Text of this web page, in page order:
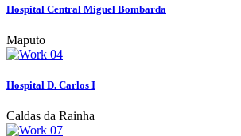
Hospital Central Miguel Bombarda
Maputo
Hospital D. Carlos I
Caldas da Rainha